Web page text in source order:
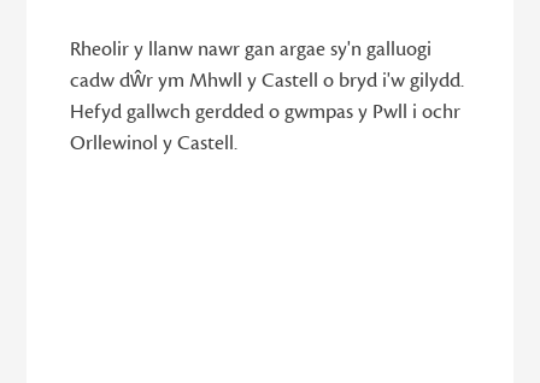
Rheolir y llanw nawr gan argae sy'n galluogi
cadw dŵr ym Mhwll y Castell o bryd i'w gilydd.
Hefyd gallwch gerdded o gwmpas y Pwll i ochr
Orllewinol y Castell.